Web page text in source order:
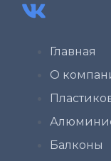
Главная
О
Балконы